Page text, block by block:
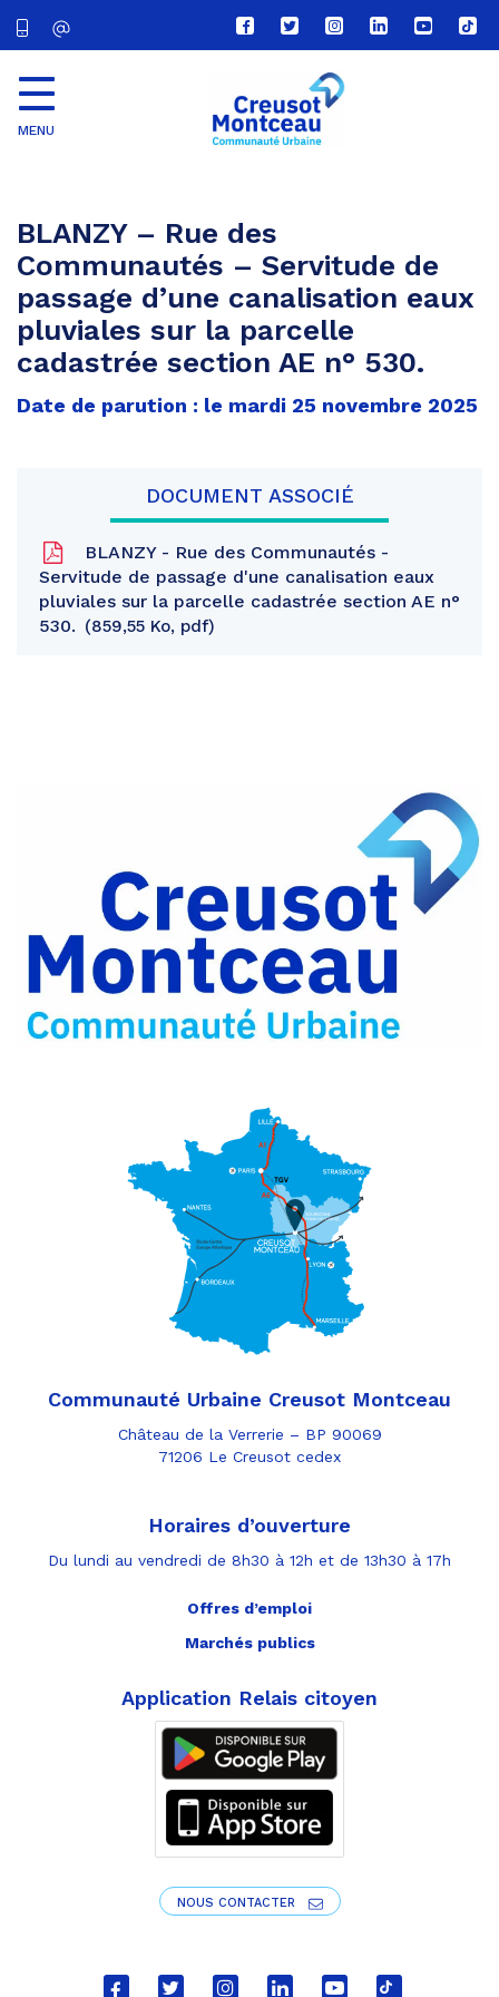
Lien
vers
compte
Facebook
Lien
vers
compte
Twitter
Lien
vers
le
compte
Lien
vers
Lien
vers
Lien
vers
MENU
BLANZY – Rue des
Communautés – Servitude de
passage d’une canalisation eaux
pluviales sur la parcelle
cadastrée section AE n° 530.
Date de parution : le mardi 25 novembre 2025
DOCUMENT ASSOCIÉ
BLANZY - Rue des Communautés -
Servitude de passage d'une canalisation eaux
pluviales sur la parcelle cadastrée section AE n°
530.
859,55 Ko, pdf
Facebook
Partager
Twitter
Partager
par
e-
mail
Communauté Urbaine Creusot Montceau
Château de la Verrerie – BP 90069
71206 Le Creusot cedex
Horaires d’ouverture
Du lundi au vendredi de 8h30 à 12h et de 13h30 à 17h
Offres d’emploi
Marchés publics
Application Relais citoyen
NOUS CONTACTER